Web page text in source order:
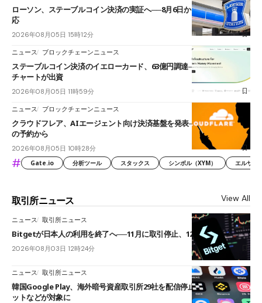
ローソン、ステーブルコイン決済の実証へ──8月6日からJPYCやUSDC対
応
2026年08月05日 15時12分
ニュース ブロックチェーンニュース
ステーブルコイン決済のイエローカード、63億円調達──ソニーやスタン
チャートが出資
2026年08月05日 11時59分
ニュース ブロックチェーンニュース
クラウドフレア、AIエージェント向け決済基盤を発表──まずハンドル名
の予約から
2026年08月05日 10時28分
# Gate.io 分析ツール スタックス シンボル（XYM） エルサル
取引所ニュース View All
ニュース 取引所ニュース
Bitgetが日本人の利用を終了へ──11月に取引停止、12月末に強制決済
2026年08月03日 12時24分
ニュース 取引所ニュース
韓国Google Play、海外暗号資産取引所29社を配信停止──OKXやバイビ
ットなどが対象に